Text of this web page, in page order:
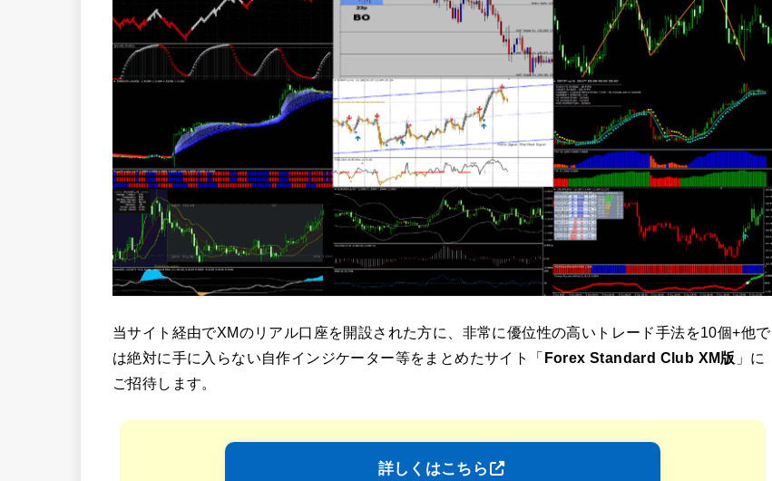
当サイト経由でXMのリアル口座を開設された方に、非常に優位性の高いトレード手法を10個+他で
は絶対に手に入らない自作インジケーター等をまとめたサイト「 Forex Standard Club XM版 」に
ご招待します。
詳しくはこちら